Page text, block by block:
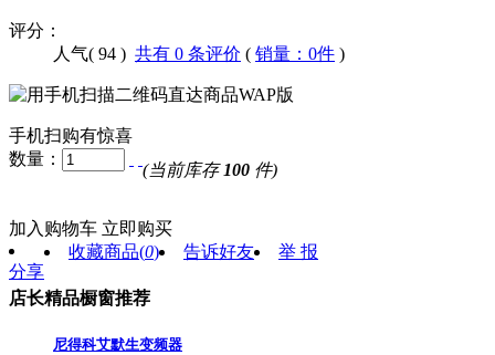
评分：
人气( 94 ) 共有 0 条评价 ( 销量：0件 )
手机扫购有惊喜
数量：
(当前库存 100 件)
加入购物车 立即购买
分享
收藏商品(0) 告诉好友 举 报
店长精品橱窗推荐
尼得科艾默生变频器